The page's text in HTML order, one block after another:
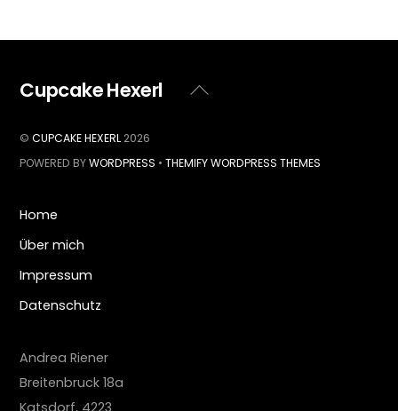
Back
Cupcake Hexerl
©CUPCAKE HEXERL 2026
POWERED BYWORDPRESS •THEMIFY WORDPRESS THEMES
Home
Über mich
Impressum
Datenschutz
Andrea Riener
Breitenbruck 18a